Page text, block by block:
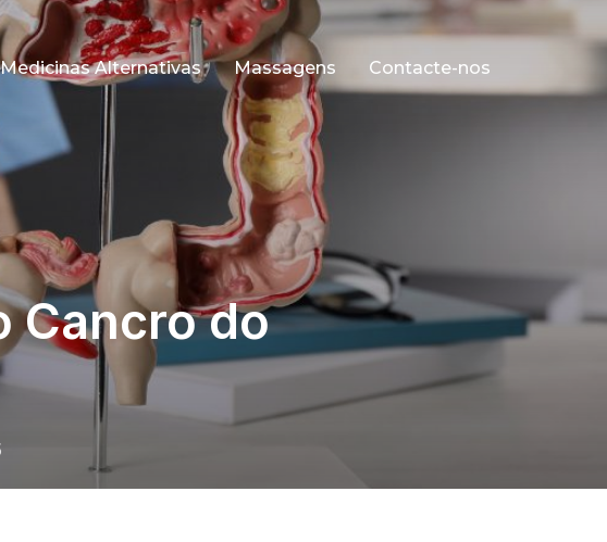
Medicinas Alternativas Massagens Contacte-nos
Cancro do